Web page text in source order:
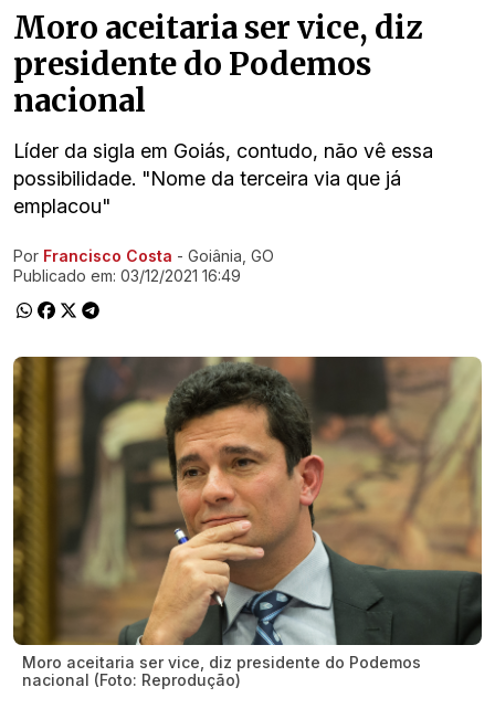
Moro aceitaria ser vice, diz
presidente do Podemos
nacional
Líder da sigla em Goiás, contudo, não vê essa
possibilidade. "Nome da terceira via que já
emplacou"
Ir direto pra matéria
Por Francisco Costa - Goiânia, GO
Publicado em: 03/12/2021 16:49
Moro aceitaria ser vice, diz presidente do Podemos
nacional (Foto: Reprodução)